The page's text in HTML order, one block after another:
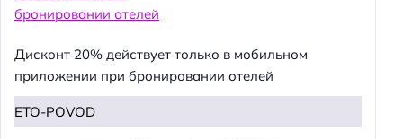
Дисконт 20% действует только в мобильном
приложении при бронировании отелей
ETO-POVOD